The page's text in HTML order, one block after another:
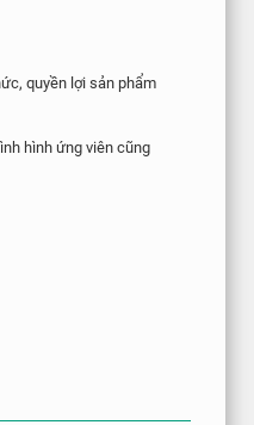
quyền lợi sản phẩm
hình ứng viên cũng